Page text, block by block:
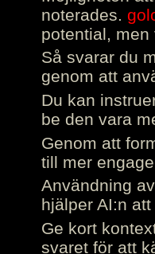
noterades.
potential, men
Så svarar du
genom att
Du kan
be den vara
Genom att
till mer
Användning
hjälper AI:n
Ge kort
svaret för att